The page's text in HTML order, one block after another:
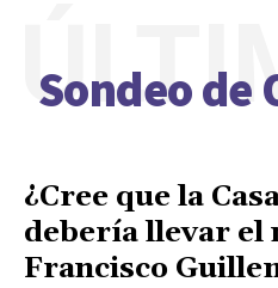
Sondeo de
¿Cree que la
debería llevar el
Francisco